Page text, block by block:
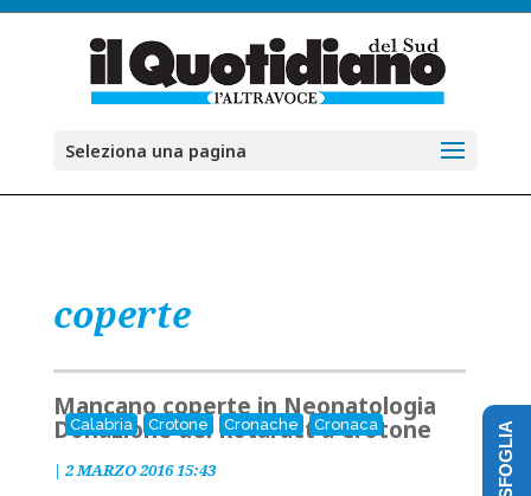
Seleziona una pagina
coperte
Calabria Crotone Cronache Cronaca
Mancano coperte in Neonatologia
Donazione del Rotaract a Crotone
| 2 MARZO 2016 15:43 SFOGLIA